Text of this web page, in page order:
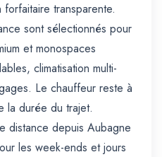
transparente.
sont sélectionnés pour
et monospaces
climatisation multi-
Le chauffeur reste à
la durée du trajet.
distance depuis Aubagne
les week-ends et jours